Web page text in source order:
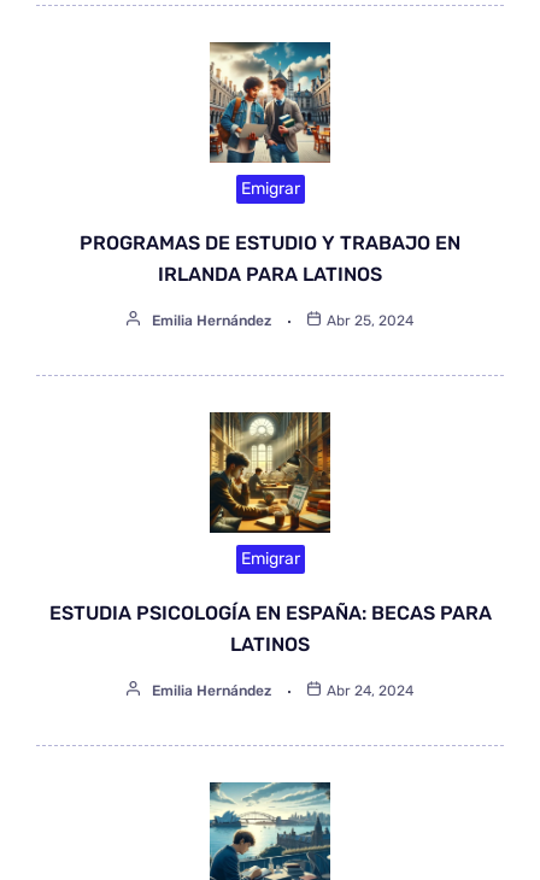
Emigrar
PROGRAMAS DE ESTUDIO Y TRABAJO EN
IRLANDA PARA LATINOS
Emilia Hernández Abr 25, 2024
Emigrar
ESTUDIA PSICOLOGÍA EN ESPAÑA: BECAS PARA
LATINOS
Emilia Hernández Abr 24, 2024